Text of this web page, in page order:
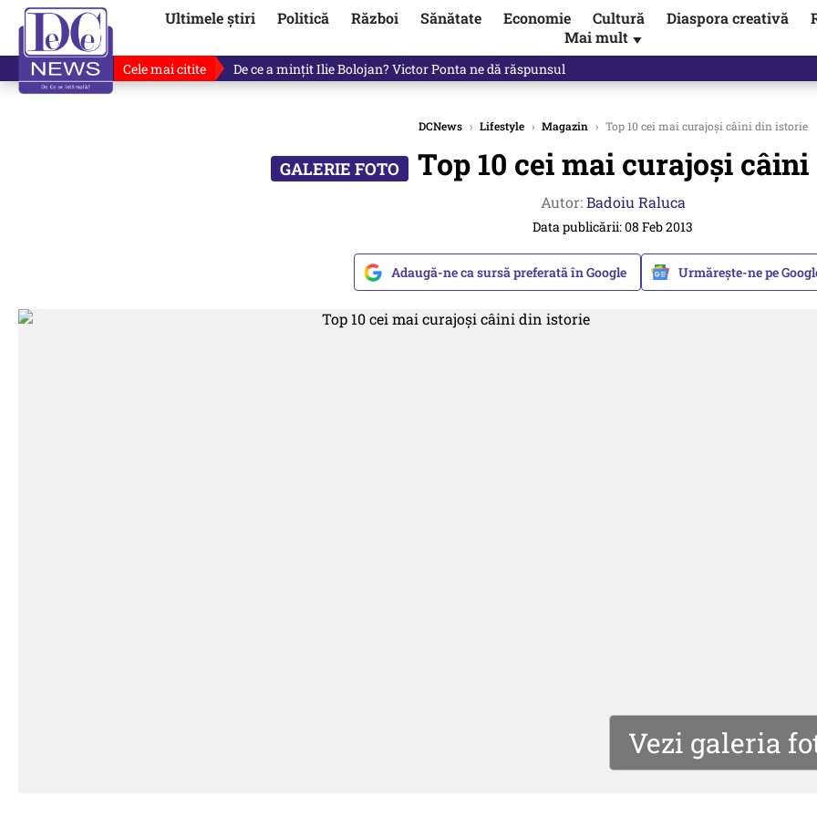
Ultimele știri Politică Război Sănătate Economie Cultură Diaspora creativă
Mai mult ▼
Cele mai citite De ce a mințit Ilie Bolojan? Victor Ponta ne dă răspunsul
DCNews › Lifestyle › Magazin › Top 10 cei mai curajoși câini din istorie
Top 10 cei mai curajoși
Autor:Badoiu Raluca
Data publicării: 08 Feb 2013
Adaugă-ne ca sursă preferată în Google Urmărește-ne pe
Vezi galeria